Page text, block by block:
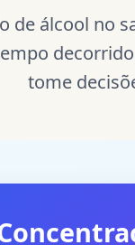
de álcool no
tome